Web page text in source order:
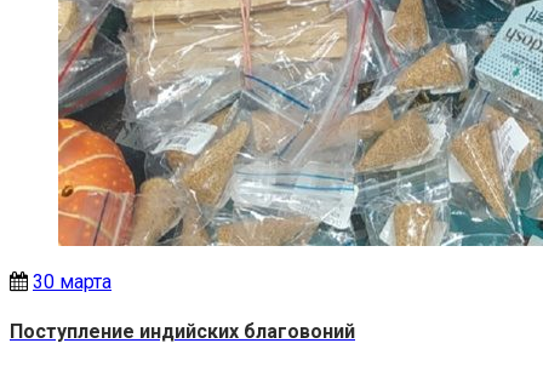
30 марта
Поступление индийских благовоний